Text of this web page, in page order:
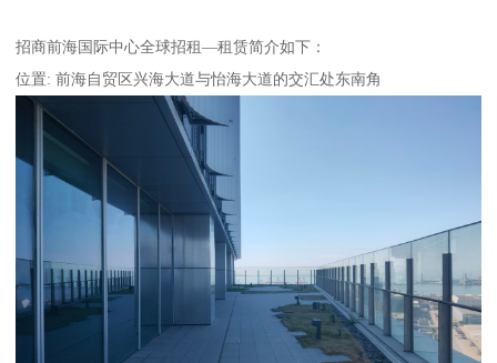
招商前海国际中心全球招租—租赁简介如下：
位置: 前海自贸区兴海大道与怡海大道的交汇处东南角